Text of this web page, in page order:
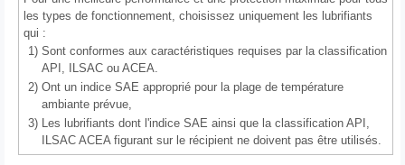
les types de fonctionnement, choisissez uniquement les lubrifiants
qui :
1) Sont conformes aux caractéristiques requises par la classification
API, ILSAC ou ACEA.
2) Ont un indice SAE approprié pour la plage de température
ambiante prévue,
3) Les lubrifiants dont l'indice SAE ainsi que la classification API,
ILSAC ACEA figurant sur le récipient ne doivent pas être utilisés.